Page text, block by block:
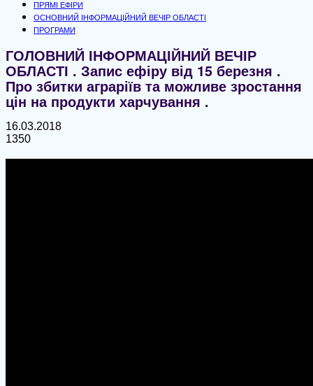
ПРЯМІ ЕФІРИ
ОСНОВНИЙ ІНФОРМАЦІЙНИЙ ВЕЧІР ОБЛАСТІ
ПРОГРАМИ
ГОЛОВНИЙ ІНФОРМАЦІЙНИЙ ВЕЧІР
ОБЛАСТІ . Запис ефіру від 15 березня .
Про збитки аграріїв та можливе зростання
цін на продукти харчування .
16.03.2018
1350